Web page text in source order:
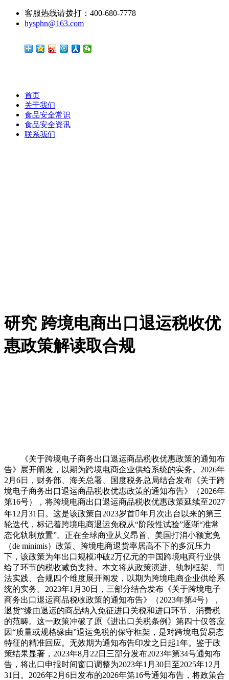
客服热线请拨打：400-680-7778
hysphn@163.com
首页
关于我们
食品安全常识
食品安全资讯
联系我们
研究 跨境电商出口退运税收优
惠政策解读取合规
《关于跨境电子商务出口退运商品税收优惠政策的通知布
告》展开阐发，以期为跨境电商企业供给系统的实务。2026年
2月6日，财务部、海关总署、国度税务总局结合发布《关于跨
境电子商务出口退运商品税收优惠政策的通知布告》（2026年
第16号），将跨境电商出口退运商品税收优惠政策延续至2027
年12月31日。这是该政策自2023岁首年月次出台以来的第三
轮迭代，标记着跨境电商退运免税从“阶段性试验”逐渐“准常
态化轨制放置”。正在全球商业从义昂首、美国打消小额宽免
（de minimis）政策、跨境电商退货率居高不下的多沉压力
下，该政策为年出口规模冲破2万亿元的中国跨境电商行业供
给了环节的税收减负支持。本文将从政策演进、轨制框架、司
法实践、合规四个维度展开阐发，以期为跨境电商企业供给系
统的实务。2023年1月30日，三部分结合发布《关于跨境电子
商务出口退运商品税收政策的通知布告》（2023年第4号），
退货”缘由退运的商品纳入免征进口关税和进口环节、消费税
的范畴。这一政策冲破了原《进出口关税条例》第四十仅答应
因“质量或规格缘由”退运免税的保守框架，是对跨境电贸易态
特征的精准回应。无效期为通知布告印发之日起1年。鉴于政
策结果显著，2023年8月22日三部分发布2023年第34号通知布
告，将出口申报时间窗口调整为2023年1月30日至2025年12月
31日。2026年2月6日发布的2026年第16号通知布告，将政策合